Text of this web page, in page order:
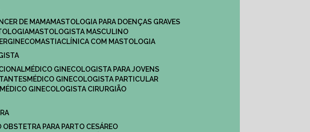
DE MAMA
MASTOLOGIA PARA DOENÇAS GRAVES
MASTOLOGISTA MASCULINO
GINECOMASTIA
CLÍNICA COM MASTOLOGIA
MÉDICO GINECOLOGISTA PARA JOVENS
MÉDICO GINECOLOGISTA PARTICULAR
MÉDICO GINECOLOGISTA CIRURGIÃO
OBSTETRA PARA PARTO CESÁREO